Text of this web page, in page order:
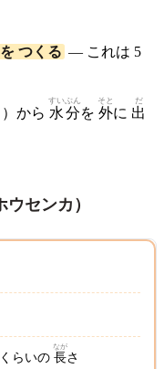
つくる — これは 5
）から 水分
すいぶん
を 外
そと
に 出
だ
ウセンカ）
らいの 長
なが
さ